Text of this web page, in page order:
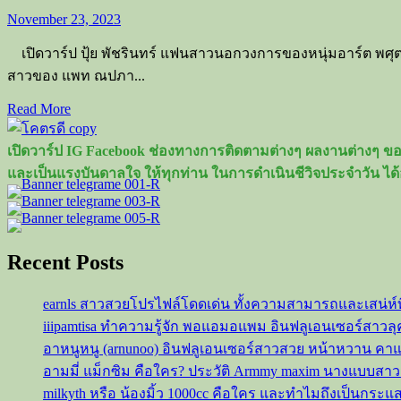
November 23, 2023
เปิดวาร์ป ปุ้ย พัชรินทร์ แฟนสาวนอกวงการของหนุ่มอาร์ต พศุ
สาวของ แพท ณปภา...
Read MoreRead
more
about
เปิด
วาร์
ป
ปุ้ย
ริ
นอก
วงการ
เปิดวาร์ป IG Facebook ช่องทางการติดตามต่างๆ ผลงานต่างๆ
และเป็นแรงบันดาลใจ ให้ทุกท่าน ในการดำเนินชีวิจประจำวัน ไ
Recent Posts
earnls สาวสวยโปรไฟล์โดดเด่น ทั้งความสามารถและเส
iiipamtisa ทำความรู้จัก พอแอมอแพม อินฟลูเอนเซอร์สา
อาหนูหนู (arnunoo) อินฟลูเอนเซอร์สาวสวย หน้าหวาน ค
อามมี่ แม็กซิม คือใคร? ประวัติ Armmy maxim นางแบบสา
milkyth หรือ น้องมิ้ว 1000cc คือใคร และทำไมถึงเป็นกระแ